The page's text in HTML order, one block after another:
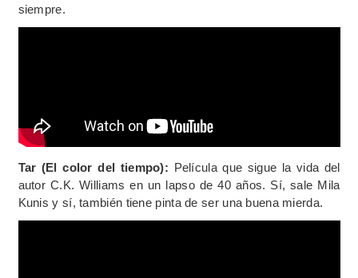
siempre.
Tar (El color del tiempo): Película que sigue la vida del
autor C.K. Williams en un lapso de 40 años. Sí, sale Mila
Kunis y sí, también tiene pinta de ser una buena mierda.